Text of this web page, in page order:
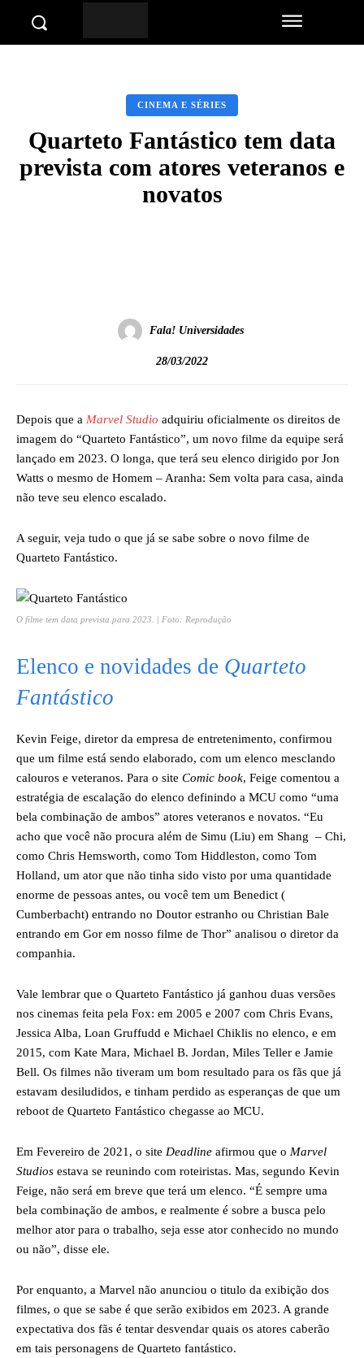
CINEMA E SÉRIES
Quarteto Fantástico tem data
prevista com atores veteranos e
novatos
Fala! Universidades
28/03/2022
Depois que a Marvel Studio adquiriu oficialmente os direitos de
imagem do “Quarteto Fantástico”, um novo filme da equipe será
lançado em 2023. O longa, que terá seu elenco dirigido por Jon
Watts o mesmo de Homem – Aranha: Sem volta para casa, ainda
não teve seu elenco escalado.
A seguir, veja tudo o que já se sabe sobre o novo filme de
Quarteto Fantástico.
O filme tem data prevista para 2023. | Foto: Reprodução
Elenco e novidades de Quarteto
Fantástico
Kevin Feige, diretor da empresa de entretenimento, confirmou
que um filme está sendo elaborado, com um elenco mesclando
calouros e veteranos. Para o site Comic book, Feige comentou a
estratégia de escalação do elenco definindo a MCU como “uma
bela combinação de ambos” atores veteranos e novatos. “Eu
acho que você não procura além de Simu (Liu) em Shang – Chi,
como Chris Hemsworth, como Tom Hiddleston, como Tom
Holland, um ator que não tinha sido visto por uma quantidade
enorme de pessoas antes, ou você tem um Benedict (
Cumberbacht) entrando no Doutor estranho ou Christian Bale
entrando em Gor em nosso filme de Thor” analisou o diretor da
companhia.
Vale lembrar que o Quarteto Fantástico já ganhou duas versões
nos cinemas feita pela Fox: em 2005 e 2007 com Chris Evans,
Jessica Alba, Loan Gruffudd e Michael Chiklis no elenco, e em
2015, com Kate Mara, Michael B. Jordan, Miles Teller e Jamie
Bell. Os filmes não tiveram um bom resultado para os fãs que já
estavam desiludidos, e tinham perdido as esperanças de que um
reboot de Quarteto Fantástico chegasse ao MCU.
Em Fevereiro de 2021, o site Deadline afirmou que o Marvel
Studios estava se reunindo com roteiristas. Mas, segundo Kevin
Feige, não será em breve que terá um elenco. “É sempre uma
bela combinação de ambos, e realmente é sobre a busca pelo
melhor ator para o trabalho, seja esse ator conhecido no mundo
ou não”, disse ele.
Por enquanto, a Marvel não anunciou o titulo da exibição dos
filmes, o que se sabe é que serão exibidos em 2023. A grande
expectativa dos fãs é tentar desvendar quais os atores caberão
em tais personagens de Quarteto fantástico.